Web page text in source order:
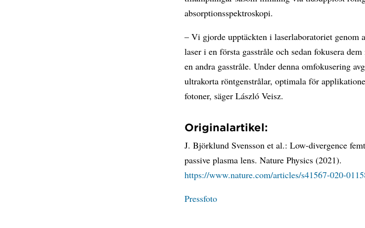
absorptionsspektroskopi.
– Vi gjorde upptäckten i laserlaboratoriet genom
laser i en första gasstråle och sedan fokusera
en andra gasstråle. Under denna omfokusering
ultrakorta röntgenstrålar, optimala för
fotoner, säger László Veisz.
Originalartikel:
J. Björklund Svensson et al.: Low-divergence
passive plasma lens. Nature Physics (2021).
https://www.nature.com/articles/s41567-020-
Pressfoto